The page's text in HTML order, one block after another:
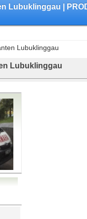
Lubuklinggau |
Lubuklinggau
Lubuklinggau